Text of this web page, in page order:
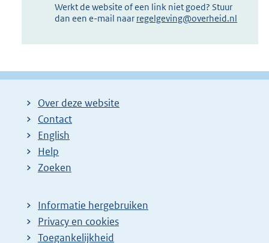
Werkt de website of een link niet goed? Stuur
dan een e-mail naar regelgeving@overheid.nl
Over deze website
Contact
English
Help
Zoeken
Informatie hergebruiken
Privacy en cookies
Toegankelijkheid